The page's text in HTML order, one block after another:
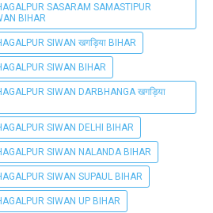
SASARAM SAMASTIPUR
BIHAR
SIWAN खगड़िया BIHAR
SIWAN BIHAR
SIWAN DARBHANGA खगड़िया
SIWAN DELHI BIHAR
SIWAN NALANDA BIHAR
SIWAN SUPAUL BIHAR
SIWAN UP BIHAR